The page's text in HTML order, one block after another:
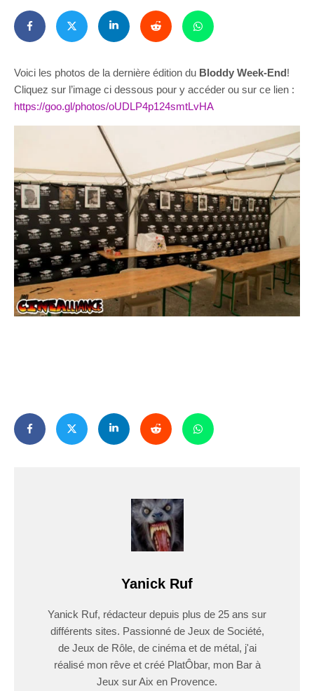
Voici les photos de la dernière édition du Bloddy Week-End!
Cliquez sur l’image ci dessous pour y accéder ou sur ce lien :
https://goo.gl/photos/oUDLP4p124smtLvHA
Yanick Ruf
Yanick Ruf, rédacteur depuis plus de 25 ans sur
différents sites. Passionné de Jeux de Société,
de Jeux de Rôle, de cinéma et de métal, j'ai
réalisé mon rêve et créé PlatÔbar, mon Bar à
Jeux sur Aix en Provence.